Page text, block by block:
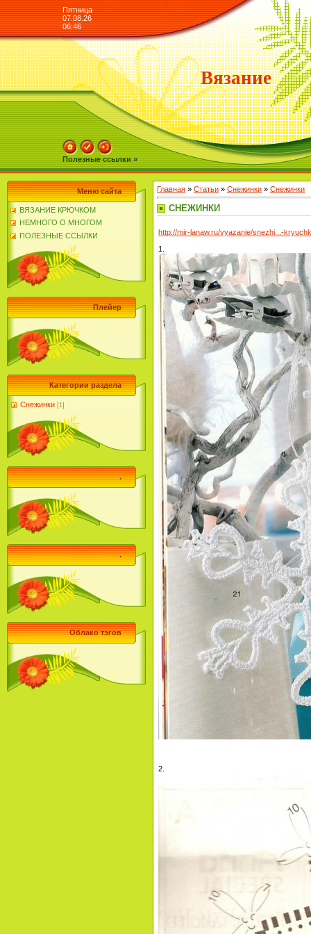
Пятница
07.08.26
06:46
Вязание
Полезные ссылки »
Меню сайта
ВЯЗАНИЕ КРЮЧКОМ
НЕМНОГО О МНОГОМ
ПОЛЕЗНЫЕ ССЫЛКИ
Плейер
Категории раздела
Снежинки [1]
.
.
Облако тэгов
Главная » Статьи » Снежинки » Снежинки
СНЕЖИНКИ
http://mir-lanaw.ru/vyazanie/snezhi...-
1.
2.